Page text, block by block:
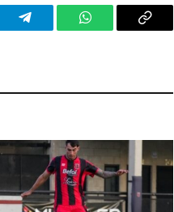
Telegram WhatsAppCopy